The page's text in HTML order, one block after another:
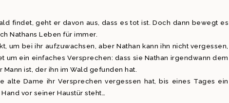
findet, geht er davon aus, dass es tot ist. Doch dann bewegt es
Nathans Leben für immer.
um bei ihr aufzuwachsen, aber Nathan kann ihn nicht vergessen,
um ein einfaches Versprechen: dass sie Nathan irgendwann dem
ist, der ihn im Wald gefunden hat.
alte Dame ihr Versprechen vergessen hat, bis eines Tages ein
vor seiner Haustür steht…